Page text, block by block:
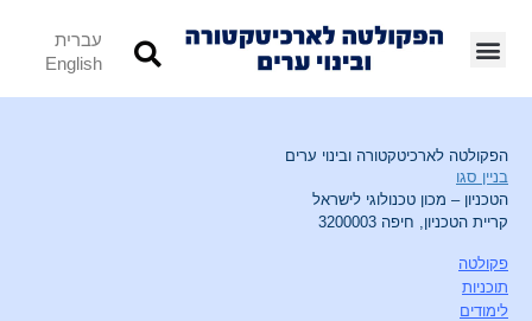
עברית
English
הפקולטה לארכיטקטורה ובינוי ערים
בניין סגו
הטכניון – מכון טכנולוגי לישראל
קריית הטכניון, חיפה 3200003
פקולטה
תוכניות
לימודים